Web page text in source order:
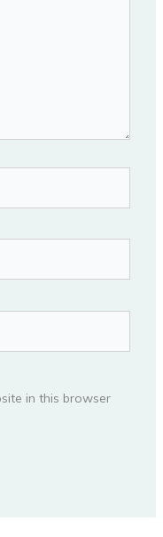
in this browser